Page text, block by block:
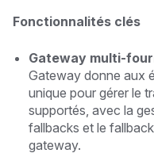
Fonctionnalités clés
Gateway multi-
Gateway donne aux
unique pour gérer le
supportés, avec la
fallbacks et le
gateway.